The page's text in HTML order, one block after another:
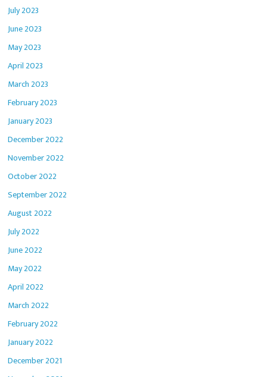
July 2023
June 2023
May 2023
April 2023
March 2023
February 2023
January 2023
December 2022
November 2022
October 2022
September 2022
August 2022
July 2022
June 2022
May 2022
April 2022
March 2022
February 2022
January 2022
December 2021